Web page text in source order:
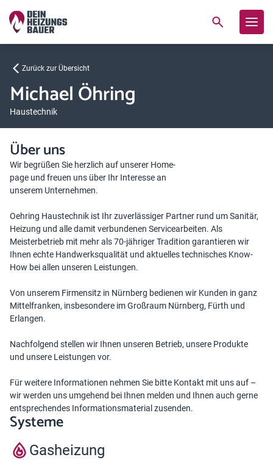
Zurück zur Übersicht
Michael Öhring
Haustechnik
Über uns
Wir begrüßen Sie herzlich auf unserer Home-
page und freuen uns über Ihr Interesse an
unserem Unternehmen.
Oehring Haustechnik ist Ihr zuverlässiger Partner rund um Sanitär,
Heizung und alle damit verbundenen Servicearbeiten. Als
Meisterbetrieb mit mehr als 70-jähriger Tradition garantieren wir
Ihnen echte Handwerksqualität und aktuelles technisches Know-
How bei allen unseren Leistungen.
Von unserem Firmensitz in Nürnberg bedienen wir Kunden in ganz
Mittelfranken, insbesondere im Großraum Nürnberg, Fürth und
Erlangen.
Nachfolgend stellen wir Ihnen unseren Betrieb, unsere Produkte
und unsere Leistungen vor.
Für weitere Informationen nehmen Sie bitte Kontakt mit uns auf –
wir werden uns umgehend bei Ihnen melden und Ihnen auch gerne
entsprechendes Informationsmaterial zusenden.
Systeme
Gasheizung